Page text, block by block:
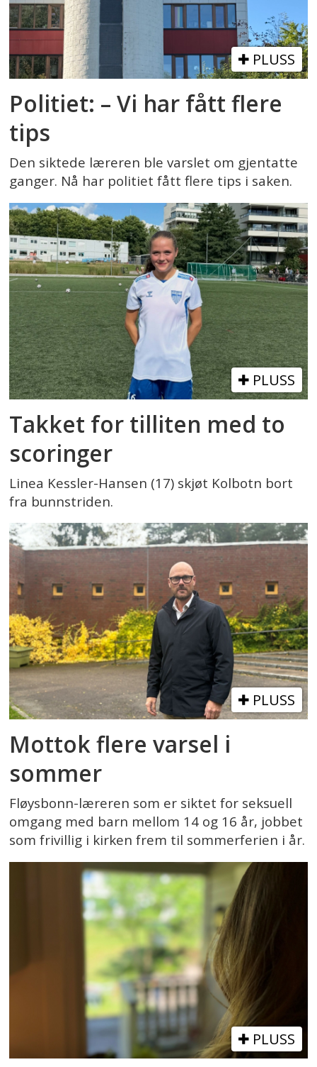
PLUSS
Politiet: – Vi har fått flere
tips
Den siktede læreren ble varslet om gjentatte
ganger. Nå har politiet fått flere tips i saken.
PLUSS
Takket for tilliten med to
scoringer
Linea Kessler-Hansen (17) skjøt Kolbotn bort
fra bunnstriden.
PLUSS
Mottok flere varsel i
sommer
Fløysbonn-læreren som er siktet for seksuell
omgang med barn mellom 14 og 16 år, jobbet
som frivillig i kirken frem til sommerferien i år.
PLUSS